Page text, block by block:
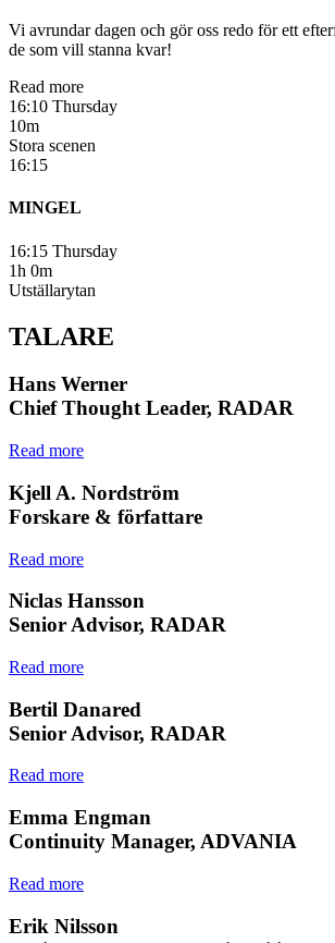
Vi avrundar dagen och gör oss redo för ett
de som vill stanna kvar!
Read more
16:10 Thursday
10m
Stora scenen
16:15
MINGEL
16:15 Thursday
1h 0m
Utställarytan
TALARE
Hans Werner
Chief Thought Leader, RADAR
Read more
Kjell A. Nordström
Forskare & författare
Read more
Niclas Hansson
Senior Advisor, RADAR
Read more
Bertil Danared
Senior Advisor, RADAR
Read more
Emma Engman
Continuity Manager, ADVANIA
Read more
Erik Nilsson